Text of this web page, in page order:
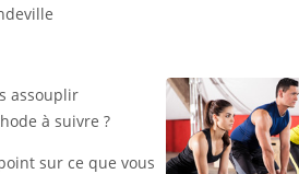
assouplir
à suivre ?
sur ce que vous